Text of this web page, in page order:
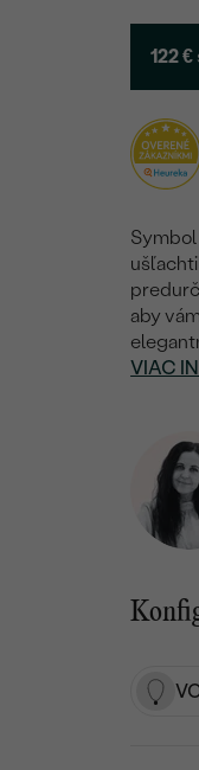
122 €
aby
VIAC